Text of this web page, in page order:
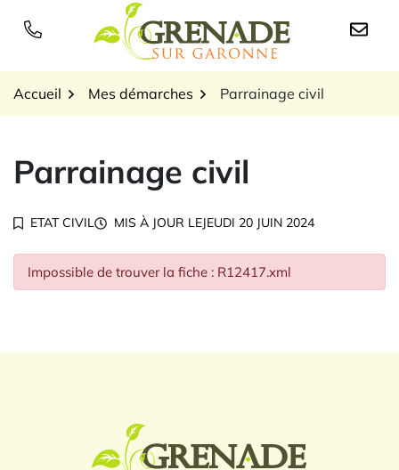
Logo Grenade sur
Accueil Mes démarches Parrainage civil
Parrainage civil
ETAT CIVIL MIS À JOUR LEJEUDI 20 JUIN 2024
Impossible de trouver la fiche : R12417.xml